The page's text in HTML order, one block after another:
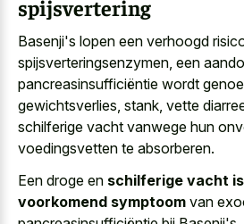
spijsvertering
Basenji's lopen een verhoogd
spijsverteringsenzymen , een
pancreasinsufficiëntie wordt
gewichtsverlies, stank, vette
schilferige vacht vanwege hun
voedingsvetten te absorberen.
Een droge en schilferige vacht
voorkomend symptoom van